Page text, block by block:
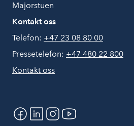
Majorstuen
Kontakt oss
Telefon: +47 23 08 80 00
Pressetelefon: +47 480 22 800
Kontakt oss